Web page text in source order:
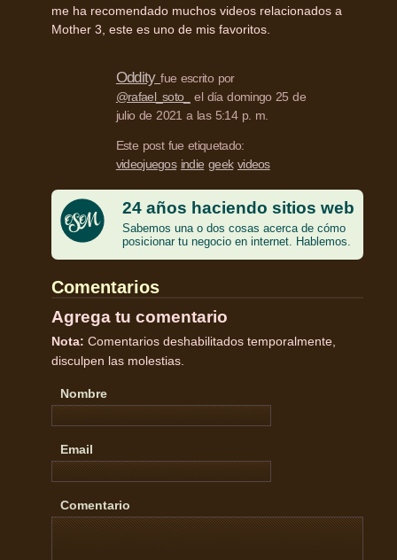
me ha recomendado muchos videos relacionados a
Mother 3, este es uno de mis favoritos.
Oddityfue escrito por
@rafael_soto_
el día domingo 25 de
julio de 2021 a las 5:14 p. m.
Este post fue etiquetado:
videojuegos indie geek videos
24 años haciendo sitios web
Sabemos una o dos cosas acerca de cómo
posicionar tu negocio en internet. Hablemos.
Comentarios
Agrega tu comentario
Nota: Comentarios deshabilitados temporalmente,
disculpen las molestias.
Nombre
Email
Comentario